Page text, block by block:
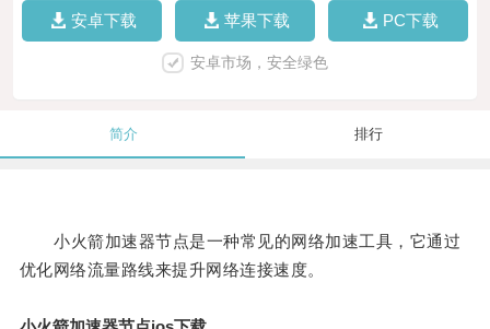
安卓下载 苹果下载 PC下载
安卓市场，安全绿色
简介 排行
小火箭加速器节点是一种常见的网络加速工具，它通过
优化网络流量路线来提升网络连接速度。